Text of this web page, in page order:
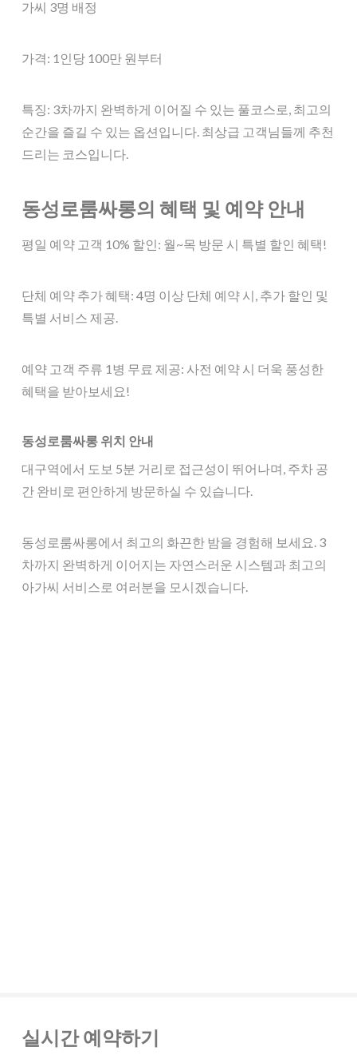
가씨 3명 배정
가격: 1인당 100만 원부터
특징: 3차까지 완벽하게 이어질 수 있는 풀코스로, 최고의
순간을 즐길 수 있는 옵션입니다. 최상급 고객님들께 추천
드리는 코스입니다.
동성로룸싸롱의 혜택 및 예약 안내
평일 예약 고객 10% 할인: 월~목 방문 시 특별 할인 혜택!
단체 예약 추가 혜택: 4명 이상 단체 예약 시, 추가 할인 및
특별 서비스 제공.
예약 고객 주류 1병 무료 제공: 사전 예약 시 더욱 풍성한
혜택을 받아보세요!
동성로룸싸롱 위치 안내
대구역에서 도보 5분 거리로 접근성이 뛰어나며, 주차 공
간 완비로 편안하게 방문하실 수 있습니다.
동성로룸싸롱에서 최고의 화끈한 밤을 경험해 보세요. 3
차까지 완벽하게 이어지는 자연스러운 시스템과 최고의
아가씨 서비스로 여러분을 모시겠습니다.
실시간 예약하기